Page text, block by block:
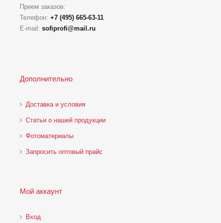
Прием заказов:
Телефон: +7 (495) 665-63-11
E-mail: sofiprofi@mail.ru
Дополнительно
Доставка и условия
Статьи о нашей продукции
Фотоматериалы
Запросить оптовый прайс
Мой аккаунт
Вход